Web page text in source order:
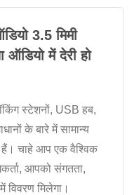
3.5 मिमी
में देरी हो
स्टेशनों, USB हब,
के बारे में सामान्य
हैं। चाहे आप एक वैश्विक
आपको संगतता,
विवरण मिलेगा।